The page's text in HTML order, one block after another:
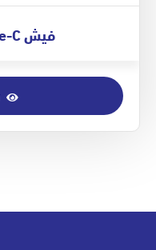
فيش USB - Type-C ذهبي